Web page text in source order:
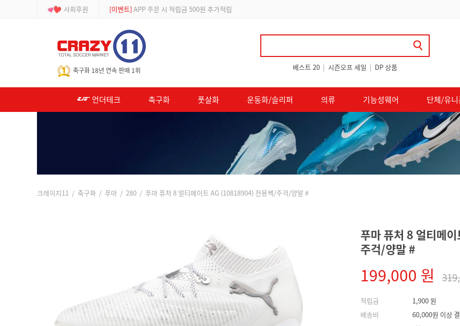
사회후원 [이벤트] APP 주문 시 적립금 500원 추가적립
축구화 18년 연속 판매 1위 베스트 20 | 시즌오프 세일 | DP 상품
언더테크 축구화 풋살화 운동화/슬리퍼 의류 기능성웨어 단체/유
크레이지11 / 축구화 / 푸마 / 280 / 푸마 퓨처 8 얼티메이트 AG (10818904) 전용쌕/주걱/양말 #
푸마 퓨처 8 얼티메
주걱/양말 #
199,000 원
적립금
배송비
1,900 원
60,000원 이상